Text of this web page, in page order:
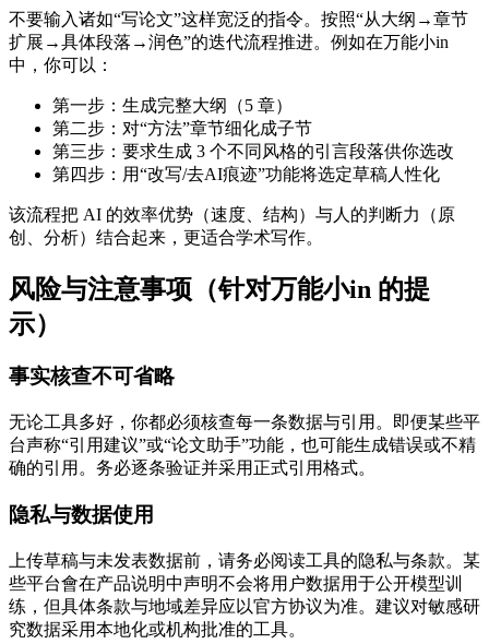
不要输入诸如“写论文”这样宽泛的指令。按照“从大纲→章节
扩展→具体段落→润色”的迭代流程推进。例如在万能小in
中，你可以：
第一步：生成完整大纲（5 章）
第二步：对“方法”章节细化成子节
第三步：要求生成 3 个不同风格的引言段落供你选改
第四步：用“改写/去AI痕迹”功能将选定草稿人性化
该流程把 AI 的效率优势（速度、结构）与人的判断力（原
创、分析）结合起来，更适合学术写作。
风险与注意事项（针对万能小in 的提
示）
事实核查不可省略
无论工具多好，你都必须核查每一条数据与引用。即便某些平
台声称“引用建议”或“论文助手”功能，也可能生成错误或不精
确的引用。务必逐条验证并采用正式引用格式。
隐私与数据使用
上传草稿与未发表数据前，请务必阅读工具的隐私与条款。某
些平台會在产品说明中声明不会将用户数据用于公开模型训
练，但具体条款与地域差异应以官方协议为准。建议对敏感研
究数据采用本地化或机构批准的工具。